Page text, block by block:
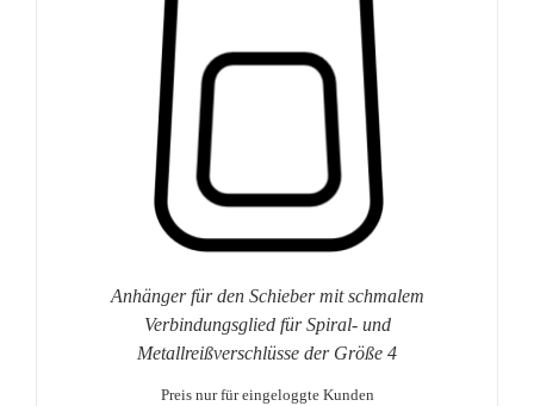
Anhänger für den Schieber mit schmalem
Verbindungsglied für Spiral- und
Metallreißverschlüsse der Größe 4
Preis nur für eingeloggte Kunden